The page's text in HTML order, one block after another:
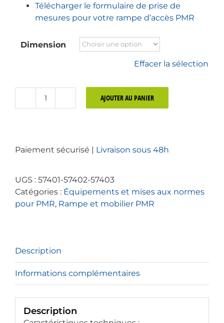
Télécharger le formulaire de prise de
mesures pour votre rampe d’accès PMR
Dimension
Effacer la sélection
quantité
standard
et
handicap
AJOUTER AU PANIER
Paiement sécurisé | Livraison sous 48h
UGS : 57401-57402-57403
Catégories : Équipements et mises aux normes
pour PMR, Rampe et mobilier PMR
Description
Informations complémentaires
Description